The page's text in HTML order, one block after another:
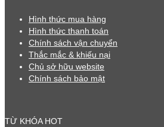
Hình thức mua hàng
Hình thức thanh toán
Chính sách vận chuyển
Thắc mắc & khiếu nại
Chủ sở hữu website
Chính sách bảo mật
TỪ KHÓA HOT